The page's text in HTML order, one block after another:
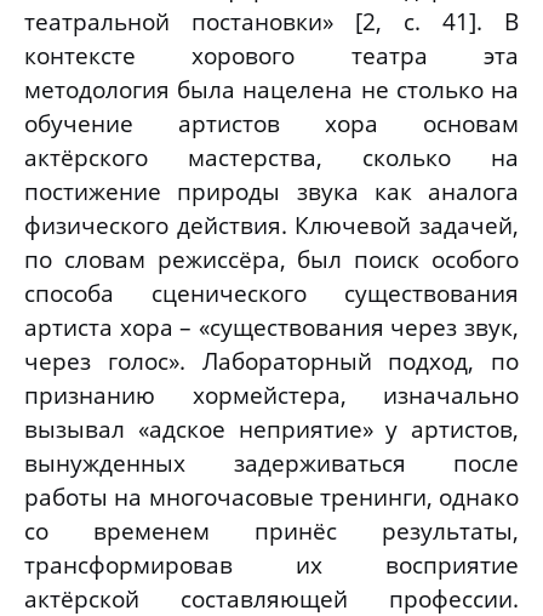
театральной постановки» [2, с. 41]. В
контексте хорового театра эта
методология была нацелена не столько на
обучение артистов хора основам
актёрского мастерства, сколько на
постижение природы звука как аналога
физического действия. Ключевой задачей,
по словам режиссёра, был поиск особого
способа сценического существования
артиста хора – «существования через звук,
через голос». Лабораторный подход, по
признанию хормейстера, изначально
вызывал «адское неприятие» у артистов,
вынужденных задерживаться после
работы на многочасовые тренинги, однако
со временем принёс результаты,
трансформировав их восприятие
актёрской составляющей профессии.